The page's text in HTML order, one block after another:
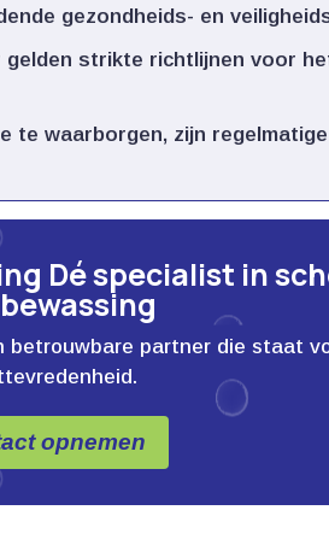
gezondheids- en
gelden strikte richtlijnen voor
te waarborgen, zijn
Dé specialist in
betrouwbare partner die staat
opnemen